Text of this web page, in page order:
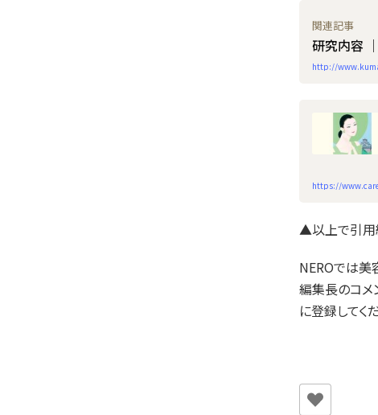
研究内容
http://
https://
▲以上で引
NEROでは美
編集長のコメ
に登録してく